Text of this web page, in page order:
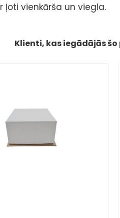
ļoti vienkārša un viegla.
Klienti, kas iegādājās